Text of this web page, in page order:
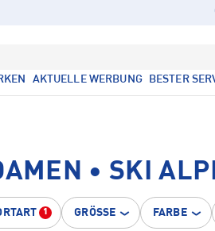
AKTUELLE WERBUNG BESTER
• SKI
1 GRÖSSE FARBE